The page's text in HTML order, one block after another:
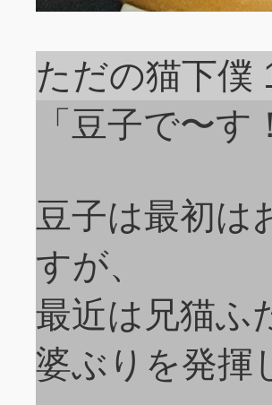
ただの猫下僕
「豆子で〜
豆子は最初は
すが、
最近は兄猫ふ
婆ぶりを発揮